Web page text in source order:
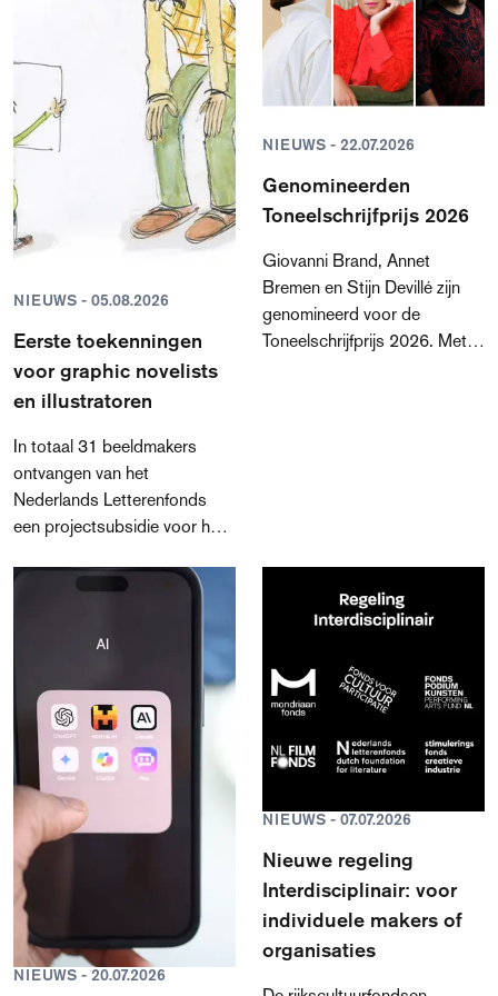
NIEUWS - 05.08.2026
Eerste toekenningen
voor graphic novelists
en illustratoren
In totaal 31 beeldmakers
ontvangen van het
Nederlands Letterenfonds
een projectsubsidie voor het
geïllustreerd boek of
keer dat er binnen de nieuwe
worden gedaan aan
beeldmakers; de verruimde
regeling Projectsubsidies
voor makers van boeken ging
begin dit jaar van start. In
totaal is er € 558.333
toegekend.
NIEUWS - 22.07.2026
Genomineerden
Toneelschrijfprijs 2026
Giovanni Brand, Annet
Bremen en Stijn Devillé zijn
genomineerd voor de
Toneelschrijfprijs 2026. Met
NIEUWS - 20.07.2026
NIEUWS - 07.07.2026
Nieuwe regeling
Interdisciplinair: voor
individuele makers of
organisaties